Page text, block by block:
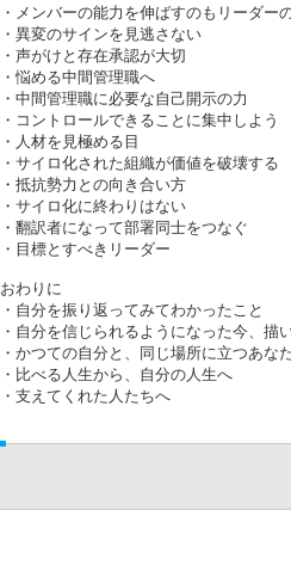
・メンバーの能力を伸ばすのもリーダー
・異変のサインを見逃さない
・声がけと存在承認が大切
・悩める中間管理職へ
・中間管理職に必要な自己開示の力
・コントロールできることに集中しよう
・人材を見極める目
・サイロ化された組織が価値を破壊する
・抵抗勢力との向き合い方
・サイロ化に終わりはない
・翻訳者になって部署同士をつなぐ
・目標とすべきリーダー
おわりに
・自分を振り返ってみてわかったこと
・自分を信じられるようになった今、描
・かつての自分と、同じ場所に立つあな
・比べる人生から、自分の人生へ
・支えてくれた人たちへ